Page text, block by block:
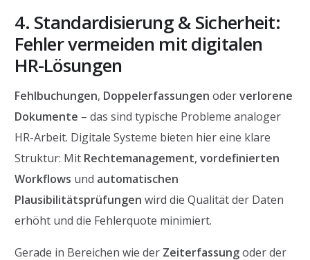
4. Standardisierung & Sicherheit:
Fehler vermeiden mit digitalen
HR-Lösungen
Fehlbuchungen, Doppelerfassungen oderverlorene
Dokumente – das sind typische Probleme analoger
HR-Arbeit. Digitale Systeme bieten hier eine klare
Struktur: Mit Rechtemanagement,vordefinierten
Workflows und automatischen
Plausibilitätsprüfungen wird die Qualität der Daten
erhöht und die Fehlerquote minimiert.
Gerade in Bereichen wie der Zeiterfassungoder der